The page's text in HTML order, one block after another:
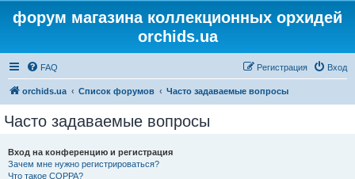
форум магазина коллекционных орхидей
orchids.ua
FAQ Вход
Регистрация
orchids.ua Список форумов Часто задаваемые вопросы
Часто задаваемые вопросы
Вход на конференцию и регистрация
Зачем мне нужно регистрироваться?
Что такое COPPA?